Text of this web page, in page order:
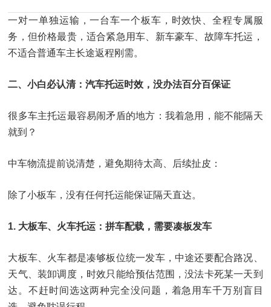
一对一单独运输，一台车一个板车，时效快、全程专属服
务，但价格最贵，适合紧急用车、新车豪车、故障车托运，
不适合普通车主长途返程刚需。
二、小白必认清：汽车托运时效，没办法百分百保证
很多车主托运最容易闹矛盾的地方：我着急用，能不能隔天
就到？
中车物流提前说清楚，避免期待太高、后续扯皮：
除了小板车，没有任何托运能保证隔天直达。
1. 大板车、火车托运：拼车配载，需要凑板发车
大板车、火车都是凑够板位统一发车，中途还要配合路况、
天气、装卸调度，时效只能给预估范围，没法卡死某一天到
达。不赶时间选这两种完全没问题，着急用车千万别盲目